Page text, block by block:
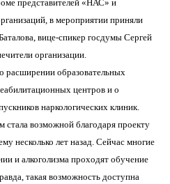
представителей «НАС» и
в мероприятии приняли
вице-спикер госдумы Сергей
организации.
расширении образовательных
центров и о
наркологических клиник.
возможной благодаря проекту
несколько лет назад. Сейчас многие
и алкоголизма проходят обучение
такая возможность доступна